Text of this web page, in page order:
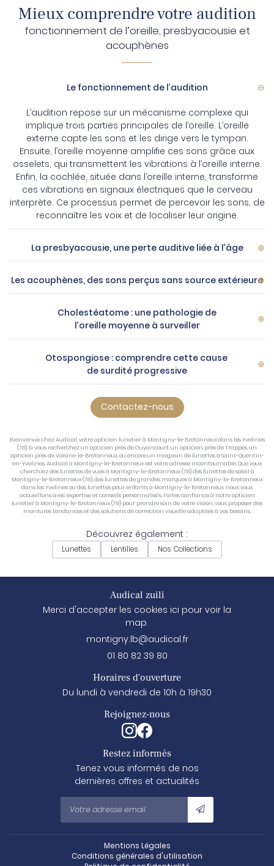
Mieux comprendre votre audition
fonctionnement de l’oreille, presbyacousie et
acouphènes
Le fonctionnement de l’audition
L’audition repose sur un mécanisme complexe qui
implique trois parties principales de l’oreille. L’oreille
externe capte les sons et les dirige vers le tympan.
Ensuite, l’oreille moyenne amplifie ces sons grâce aux
osselets, qui transmettent les vibrations à l’oreille interne.
Enfin, la cochlée, située dans l’oreille interne, transforme
ces vibrations en signaux électriques que le cerveau
interprète. Ce processus permet de percevoir les sons, de
reconnaître les voix et de localiser leur origine.
La presbyacousie, une perte auditive liée à l’âge
Les acouphènes, des sons perçus sans source extérieure
Cholestéatome : une pathologie de
l’oreille moyenne à surveiller
Otospongiose : comprendre cette cause
de surdité progressive
Contactez-nous
Bienvenue chez Audical, votre opticien lunetier à Montigny-le-Bretonneux dans les Yvelines
(78). Si vous recherchez un opticien près de Guyancourt, un opticien près de Trappes, un
opticien près de Voisins-le-Bretonneux, ou encore un magasin de lunettes à Saint-Quentin-
en-Yvelines, Audical à Montigny-le-Bretonneux est votre adresse incontournable. Que vous
cherchiez des lunettes de vues à Montigny-le-Bretonneux (78) des lunettes de soleil à
Montigny-le-Bretonneux (78), des lunettes de grandes marques à Montigny-le-Bretonneux
dans les Yvelines ou des lunettes pour enfants à Montigny-le-Bretonneux, nous vous
accueillons avec expertise et conseils personnalisés. Faites confiance à notre opticien
lunetier à Montigny-le-Bretonneux (78) pour prendre soin de votre vision, vous proposer des
montures tendances et des solutions de correction visuelle adaptées à vos besoins.
Découvrez également :
Lunettes Lentilles Nos Collections
Audical zuili
Merci d'accepter les cookies ici pour voir la
map.
01 80 82 39 80
Horaires d'ouverture
Du lundi à vendredi de 10h à 19h30
Rejoignez-nous
Restez informés
Tenez vous informés de nos
dernières offres et actualités
Mentions Légales
Conditions générales d'utilisation